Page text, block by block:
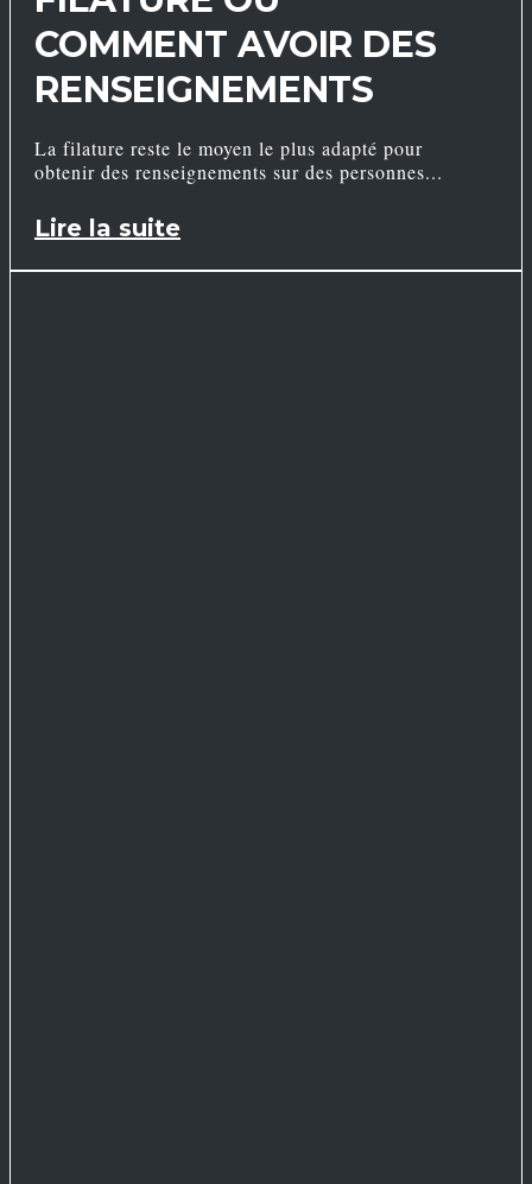
COMMENT AVOIR DES
RENSEIGNEMENTS
La filature reste le moyen le plus adapté pour
obtenir des renseignements sur des personnes
Lire la suite